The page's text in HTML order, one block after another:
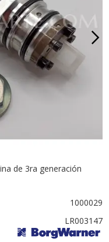
de 3ra generación
1000029
LR003147